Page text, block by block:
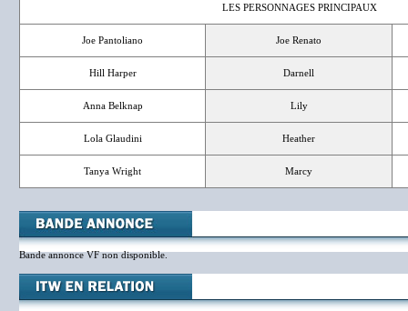
LES PERSONNAGES PRINCIPAUX
Joe Pantoliano Joe Renato
Hill Harper Darnell
Anna Belknap Lily
Lola Glaudini Heather
Tanya Wright Marcy
Bande annonce VF non disponible.